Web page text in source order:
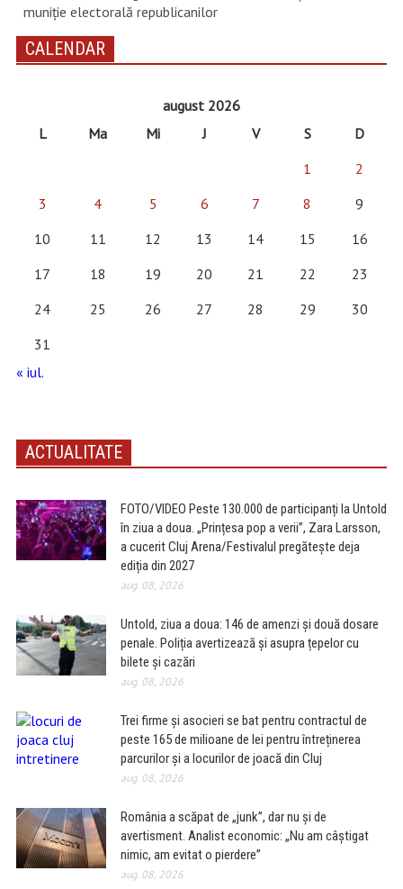
muniție electorală republicanilor
CALENDAR
august 2026
L
Ma Mi J V S
D
1
2
3
4 5 6 7 8
9
10
11 12 13 14 15
16
17
18 19 20 21 22
23
24
25 26 27 28 29
30
31
« iul.
ACTUALITATE
FOTO/VIDEO Peste 130.000 de participanți la Untold
în ziua a doua. „Prințesa pop a verii”, Zara Larsson,
a cucerit Cluj Arena/Festivalul pregătește deja
ediția din 2027
aug. 08, 2026
Untold, ziua a doua: 146 de amenzi și două dosare
penale. Poliția avertizează și asupra țepelor cu
bilete și cazări
aug. 08, 2026
Trei firme și asocieri se bat pentru contractul de
peste 165 de milioane de lei pentru întreținerea
parcurilor și a locurilor de joacă din Cluj
aug. 08, 2026
România a scăpat de „junk”, dar nu și de
avertisment. Analist economic: „Nu am câștigat
nimic, am evitat o pierdere”
aug. 08, 2026